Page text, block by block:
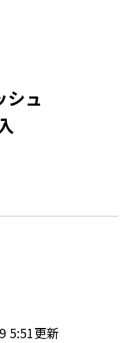
ュ
5:51更新